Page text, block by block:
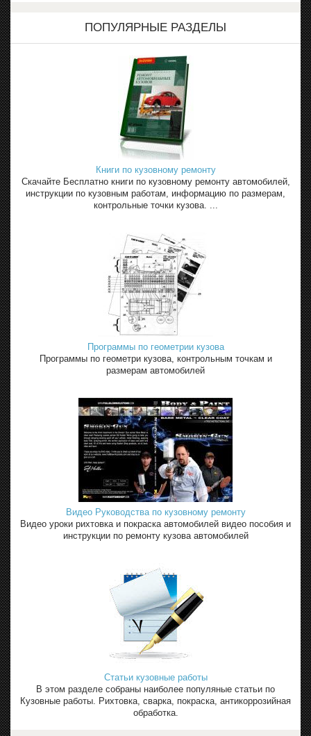
ПОПУЛЯРНЫЕ РАЗДЕЛЫ
Книги по кузовному ремонту
Скачайте Бесплатно книги по кузовному ремонту автомобилей,
инструкции по кузовным работам, информацию по размерам,
контрольные точки кузова. ...
Программы по геометрии кузова
Программы по геометри кузова, контрольным точкам и
размерам автомобилей
Видео Руководства по кузовному ремонту
Видео уроки рихтовка и покраска автомобилей видео пособия и
инструкции по ремонту кузова автомобилей
Статьи кузовные работы
В этом разделе собраны наиболее популяные статьи по
Кузовные работы. Рихтовка, сварка, покраска, антикоррозийная
обработка.